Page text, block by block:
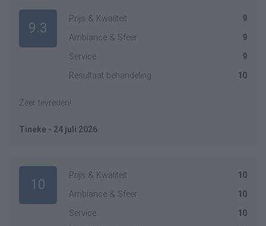
9.3
Prijs & Kwaliteit
9
Ambiance & Sfeer
9
Service
9
Resultaat behandeling
10
Zeer tevreden!
Tineke - 24 juli 2026
10
Prijs & Kwaliteit
10
Ambiance & Sfeer
10
Service
10